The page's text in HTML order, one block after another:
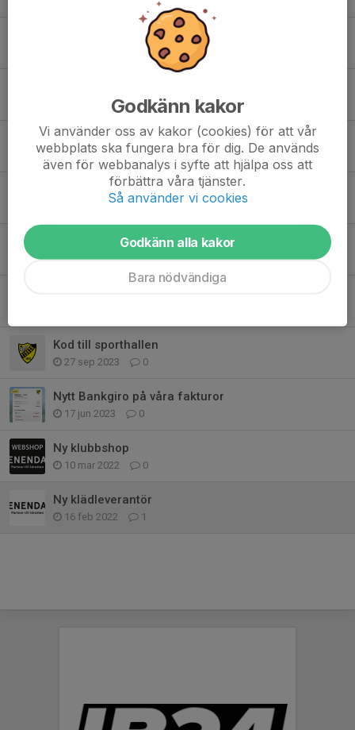
Julkalender/bingolotter till uppesittarkvällen.
6 okt 2025 0
Fritidskortet
29 sep 2025 0
Information från årsmötet
14 mar 2025 0
Kod till sporthallen
27 sep 2023 0
Nytt Bankgiro på våra fakturor
17 jun 2023 0
Ny klubbshop
10 mar 2022 0
Ny klädleverantör
16 feb 2022 1
Godkänn kakor
Vi använder oss av kakor (cookies) för att vår
webbplats ska fungera bra för dig. De används
även för webbanalys i syfte att hjälpa oss att
förbättra våra tjänster.
Så använder vi cookies
Godkänn alla kakor
Bara nödvändiga